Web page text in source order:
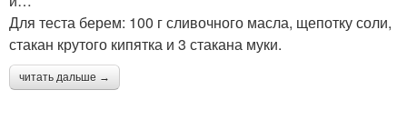
Для теста берем: 100 г сливочного масла, щепотку соли,
стакан крутого кипятка и 3 стакана муки.
читать дальше →